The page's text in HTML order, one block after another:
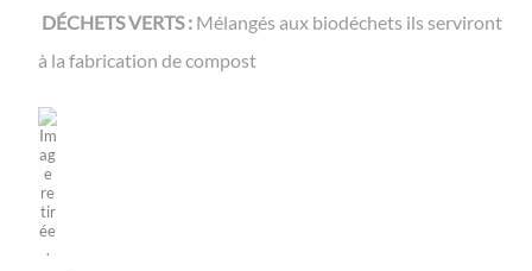
DÉCHETS VERTS : Mélangés aux biodéchets ils serviront
à la fabrication de compost